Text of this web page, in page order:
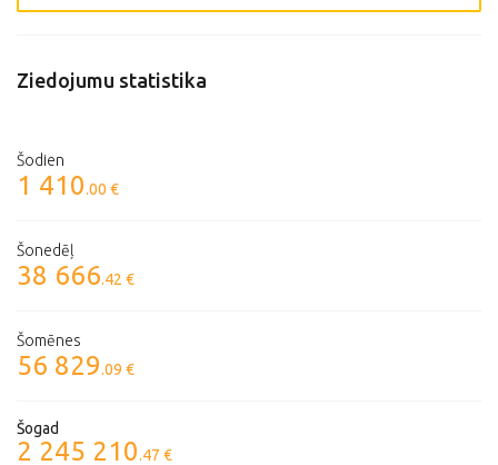
Ziedojumu statistika
Šodien
1 410.00 €
Šonedēļ
38 666.42 €
Šomēnes
56 829.09 €
Šogad
2 245 210.47 €